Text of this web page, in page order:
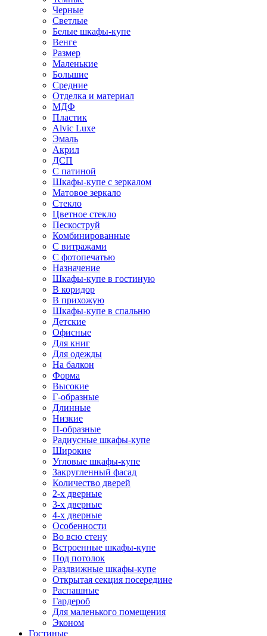
Черные
Светлые
Белые шкафы-купе
Венге
Размер
Маленькие
Большие
Средние
Отделка и материал
МДФ
Пластик
Alvic Luxe
Эмаль
Акрил
ДСП
С патиной
Шкафы-купе с зеркалом
Матовое зеркало
Стекло
Цветное стекло
Пескоструй
Комбинированные
С витражами
С фотопечатью
Назначение
Шкафы-купе в гостиную
В коридор
В прихожую
Шкафы-купе в спальню
Детские
Офисные
Для книг
Для одежды
На балкон
Форма
Высокие
Г-образные
Длинные
Низкие
П-образные
Радиусные шкафы-купе
Широкие
Угловые шкафы-купе
Закругленный фасад
Количество дверей
2-х дверные
3-х дверные
4-х дверные
Особенности
Во всю стену
Встроенные шкафы-купе
Под потолок
Раздвижные шкафы-купе
Открытая секция посередине
Распашные
Гардероб
Для маленького помещения
Эконом
Гостиные